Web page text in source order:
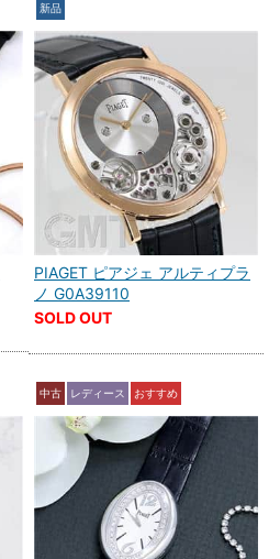
新品
PIAGET ピアジェ アルティプラ
ノ G0A39110
SOLD OUT
中古 レディース おすすめ